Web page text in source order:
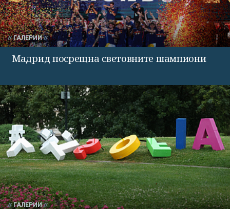
ГАЛЕРИИ
Мадрид посрещна световните шампиони
ГАЛЕРИИ